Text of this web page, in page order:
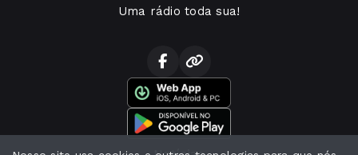
Uma rádio toda sua!